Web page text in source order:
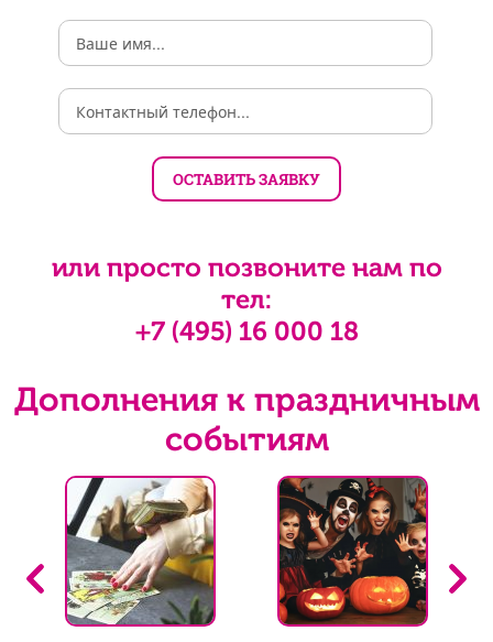
или просто позвоните нам по
тел:
+7 (495) 16 000 18
Дополнения к праздничным
событиям